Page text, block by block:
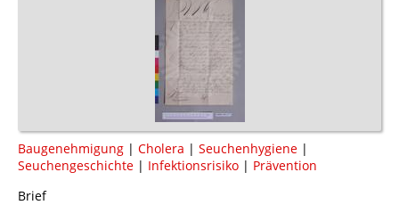
Baugenehmigung | Cholera | Seuchenhygiene |
Seuchengeschichte | Infektionsrisiko | Prävention
Brief